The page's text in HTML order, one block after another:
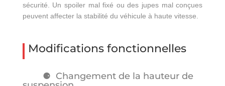
sécurité. Un spoiler mal fixé ou des jupes mal conçues
peuvent affecter la stabilité du véhicule à haute vitesse.
Modifications fonctionnelles
Changement de la hauteur de